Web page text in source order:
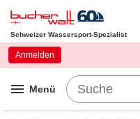
Schweizer Wassersport-Spezialist
menu Menü
Anmelden